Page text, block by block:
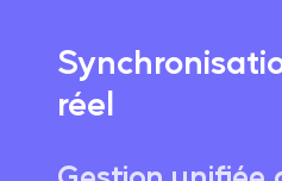
réel